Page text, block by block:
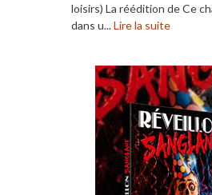
loisirs) La réédition de Ce
dans u...Lire la suite